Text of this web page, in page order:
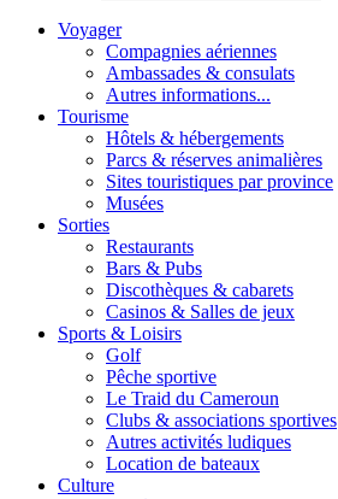
Voyager
Compagnies aériennes
Ambassades & consulats
Autres informations...
Tourisme
Hôtels & hébergements
Parcs & réserves animalières
Sites touristiques par province
Musées
Sorties
Restaurants
Bars & Pubs
Discothèques & cabarets
Casinos & Salles de jeux
Sports & Loisirs
Golf
Pêche sportive
Le Traid du Cameroun
Clubs & associations sportives
Autres activités ludiques
Location de bateaux
Culture